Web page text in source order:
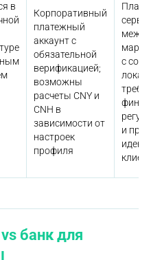
в
Корпоративный
платежный
аккаунт с
обязательной
верификацией;
возможны
расчеты CNY и
CNH в
зависимости от
настроек
профиля
с
и
банк для